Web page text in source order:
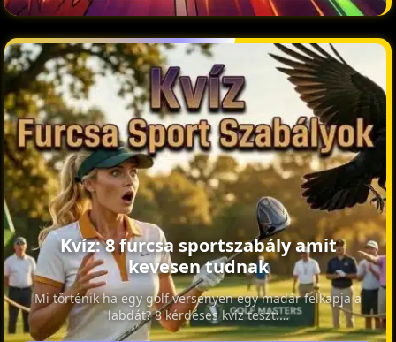
Kvíz: 8 furcsa sportszabály amit
kevesen tudnak
Mi történik ha egy golf versenyen egy madár felkapja a
labdát? 8 kérdéses kvíz teszt:…